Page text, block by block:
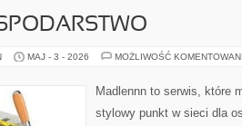
MAJ - 3 - 2026 MOŻLIWOŚĆ
Madlennn to serwis, które
stylowy punkt w sieci dla